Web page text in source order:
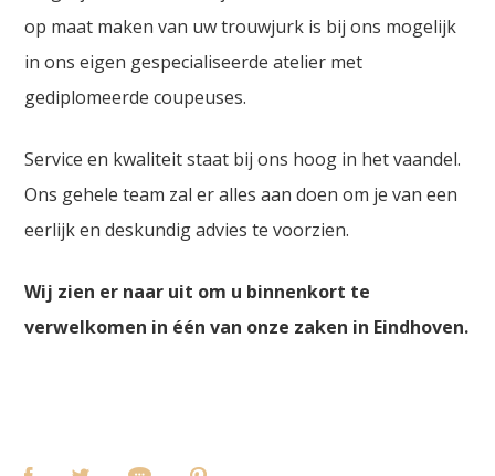
op maat maken van uw trouwjurk is bij ons mogelijk
in ons eigen gespecialiseerde atelier met
gediplomeerde coupeuses.
Service en kwaliteit staat bij ons hoog in het vaandel.
Ons gehele team zal er alles aan doen om je van een
eerlijk en deskundig advies te voorzien.
Wij zien er naar uit om u binnenkort te
verwelkomen in één van onze zaken in Eindhoven.